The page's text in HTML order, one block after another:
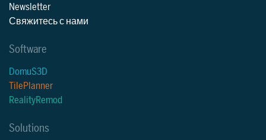
Newsletter
Свяжитесь с нами
Software
DomuS3D
TilePlanner
RealityRemod
Solutions